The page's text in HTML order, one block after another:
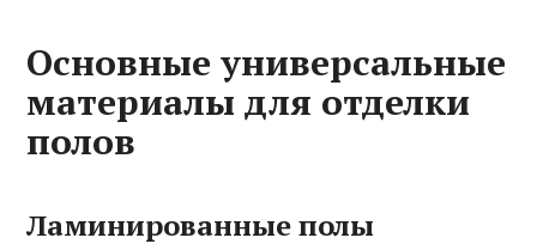
Основные универсальные
материалы для отделки
полов
Ламинированные полы